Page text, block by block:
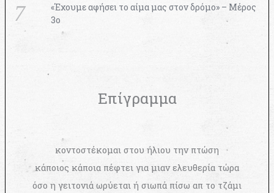
«Έχουμε αφήσει το αίμα μας στον δρόμο» – Μέρος
3ο
Επίγραμμα
κοντοστέκομαι στου ήλιου την πτώση
κάποιος κάποια πέφτει για μιαν ελευθερία τώρα
όσο η γειτονιά ωρύεται ή σιωπά πίσω απ το τζάμι